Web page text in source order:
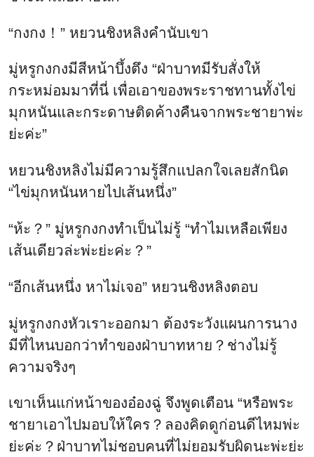
หยวนชิงหลิงไม่มีความรู้สึกแปลกใจเลยสักนิด
“ไข่มุกหนันหายไปเส้นหนึ่ง”
“ห้ะ？” มู่หรูกงกงทำเป็นไม่รู้ “ทำไมเหลือเพียง
เส้นเดียวล่ะพ่ะย่ะค่ะ？”
“อีกเส้นหนึ่ง หาไม่เจอ” หยวนชิงหลิงตอบ
มู่หรูกงกงหัวเราะออกมา ต้องระวังแผนการนาง
มีที่ไหนบอกว่าทำของฝ่าบาทหาย？ช่างไม่รู้
ความจริงๆ
เขาเห็นแก่หน้าของอ๋องฉู่ จึงพูดเตือน “หรือพระ
ชายาเอาไปมอบให้ใคร？ลองคิดดูก่อนดีไหมพ่ะ
ย่ะค่ะ？ฝ่าบาทไม่ชอบคนที่ไม่ยอมรับผิดนะพ่ะย่ะ